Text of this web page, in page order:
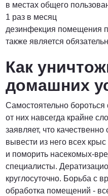
в местах общего
1 раз в месяц
дезинфекция помещения
также является
Как
домашних
Самостоятельно бороться
от них навсегда крайне
заявляет, что
вывести из него всех
и поморить насекомых-
специалисты.
круглосуточно. Борьба с
обработка помещений -